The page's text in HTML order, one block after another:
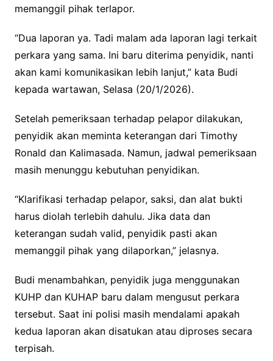
memanggil pihak terlapor.
“Dua laporan ya. Tadi malam ada laporan lagi terkait
perkara yang sama. Ini baru diterima penyidik, nanti
akan kami komunikasikan lebih lanjut,” kata Budi
kepada wartawan, Selasa (20/1/2026).
Setelah pemeriksaan terhadap pelapor dilakukan,
penyidik akan meminta keterangan dari Timothy
Ronald dan Kalimasada. Namun, jadwal pemeriksaan
masih menunggu kebutuhan penyidikan.
“Klarifikasi terhadap pelapor, saksi, dan alat bukti
harus diolah terlebih dahulu. Jika data dan
keterangan sudah valid, penyidik pasti akan
memanggil pihak yang dilaporkan,” jelasnya.
Budi menambahkan, penyidik juga menggunakan
KUHP dan KUHAP baru dalam mengusut perkara
tersebut. Saat ini polisi masih mendalami apakah
kedua laporan akan disatukan atau diproses secara
terpisah.